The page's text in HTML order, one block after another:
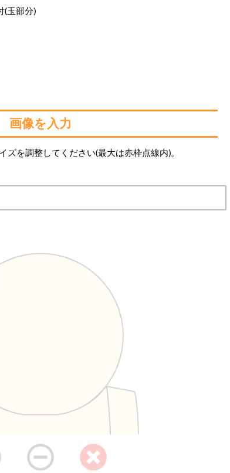
(玉部分)
画像を入力
ズを調整してください(最大は赤枠点線内)。